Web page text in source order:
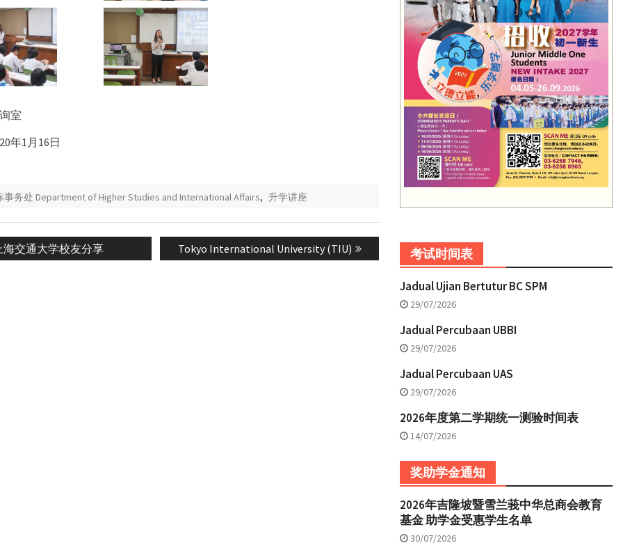
室
年1月16日
务处 Department of Higher Studies and International Affairs, 升学讲座
海交通大学校友分享
Next
post:
Tokyo International University (TIU) 考试时间表
Jadual Ujian Bertutur BC SPM
29/07/2026
Jadual Percubaan UBBI
29/07/2026
Jadual Percubaan UAS
29/07/2026
2026年度第二学期统一测验时间表
14/07/2026
奖助学金通知
2026年吉隆坡暨雪兰莪中华总商会教育
基金 助学金受惠学生名单
30/07/2026